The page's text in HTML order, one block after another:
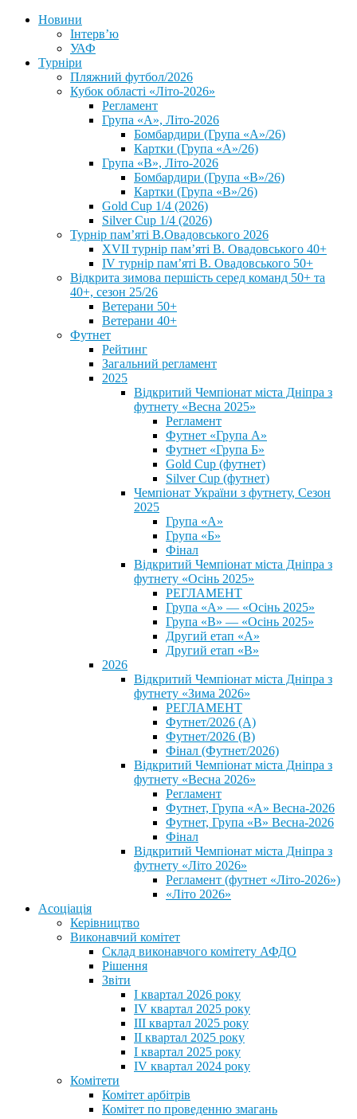
Новини
Інтерв’ю
УАФ
Турніри
Пляжний футбол/2026
Кубок області «Літо-2026»
Регламент
Група «А», Літо-2026
Бомбардири (Група «А»/26)
Картки (Група «А»/26)
Група «В», Літо-2026
Бомбардири (Група «В»/26)
Картки (Група «В»/26)
Gold Cup 1/4 (2026)
Silver Cup 1/4 (2026)
Турнір пам’яті В.Овадовського 2026
XVII турнір пам’яті В. Овадовського 40+
IV турнір пам’яті В. Овадовського 50+
Відкрита зимова першість серед команд 50+ та
40+, сезон 25/26
Ветерани 50+
Ветерани 40+
Футнет
Рейтинг
Загальний регламент
2025
Відкритий Чемпіонат міста Дніпра з
футнету «Весна 2025»
Регламент
Футнет «Група А»
Футнет «Група Б»
Gold Cup (футнет)
Silver Cup (футнет)
Чемпіонат України з футнету, Сезон
2025
Група «А»
Група «Б»
Фінал
Відкритий Чемпіонат міста Дніпра з
футнету «Осінь 2025»
РЕГЛАМЕНТ
Група «А» — «Осінь 2025»
Група «В» — «Осінь 2025»
Другий етап «А»
Другий етап «В»
2026
Відкритий Чемпіонат міста Дніпра з
футнету «Зима 2026»
РЕГЛАМЕНТ
Футнет/2026 (А)
Футнет/2026 (В)
Фінал (Футнет/2026)
Відкритий Чемпіонат міста Дніпра з
футнету «Весна 2026»
Регламент
Футнет, Група «А» Весна-2026
Футнет, Група «В» Весна-2026
Фінал
Відкритий Чемпіонат міста Дніпра з
футнету «Літо 2026»
Регламент (футнет «Літо-2026»)
«Літо 2026»
Асоціація
Керівництво
Виконавчий комітет
Склад виконавчого комітету АФДО
Рішення
Звіти
I квартал 2026 року
IV квартал 2025 року
III квартал 2025 року
II квартал 2025 року
I квартал 2025 року
IV квартал 2024 року
Комітети
Комітет арбітрів
Комітет по проведенню змагань